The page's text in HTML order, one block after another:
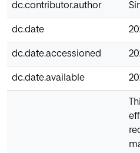
dc.contributor.author
dc.date
dc.date.accessioned
dc.date.available